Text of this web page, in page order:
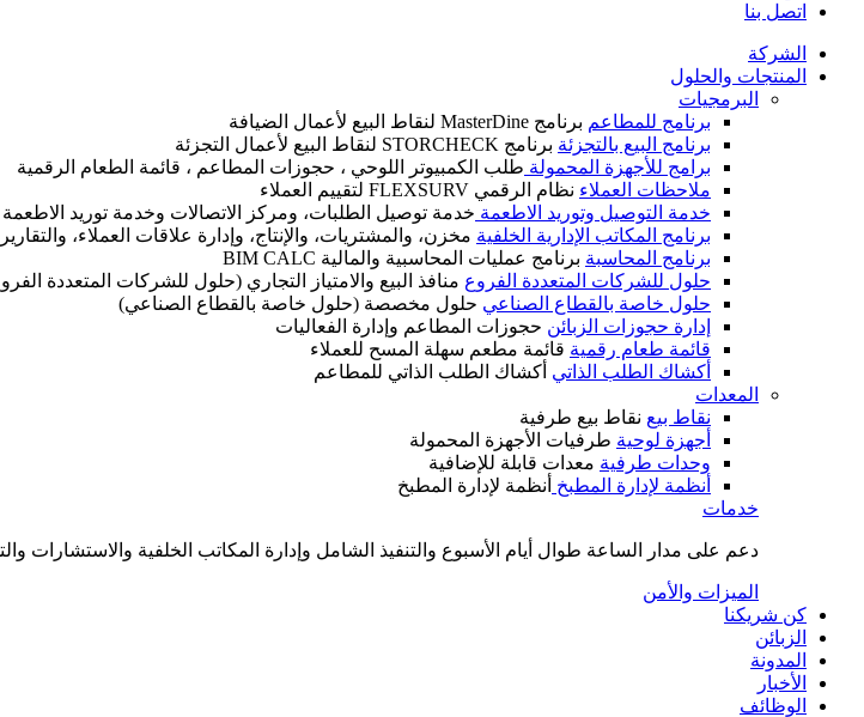
اتصل بنا
الشركة
المنتجات والحلول
البرمجيات
برنامج للمطاعم برنامج MasterDine لنقاط البيع لأعمال الضيافة
برنامج البيع بالتجزئة برنامج STORCHECK لنقاط البيع لأعمال التجزئة
برامج للأجهزة المحمولة طلب الكمبيوتر اللوحي ، حجوزات المطاعم ، قائمة الطعام الرقمية
ملاحظات العملاء نظام الرقمي FLEXSURV لتقييم العملاء
خدمة التوصيل وتوريد الاطعمة خدمة توصيل الطلبات، ومركز الاتصالات وخدمة توريد الاطعمة
برنامج المكاتب الإدارية الخلفية مخزن، والمشتريات، والإنتاج، وإدارة علاقات العملاء،
برنامج المحاسبة برنامج عمليات المحاسبية والمالية BIM CALC
حلول للشركات المتعددة الفروع منافذ البيع والامتياز التجاري (حلول للشركات المتعددة
حلول خاصة بالقطاع الصناعي حلول مخصصة (حلول خاصة بالقطاع الصناعي)
إدارة حجوزات الزبائن حجوزات المطاعم وإدارة الفعاليات
قائمة طعام رقمية قائمة مطعم سهلة المسح للعملاء
أكشاك الطلب الذاتي أكشاك الطلب الذاتي للمطاعم
المعدات
نقاط بيع نقاط بيع طرفية
أجهزة لوحية طرفيات الأجهزة المحمولة
وحدات طرفية معدات قابلة للإضافية
أنظمة لإدارة المطبخ أنظمة لإدارة المطبخ
خدمات
دعم على مدار الساعة طوال أيام الأسبوع والتنفيذ الشامل وإدارة المكاتب الخلفية والاستشارات
الميزات والأمن
كن شريكنا
الزبائن
المدونة
الأخبار
الوظائف